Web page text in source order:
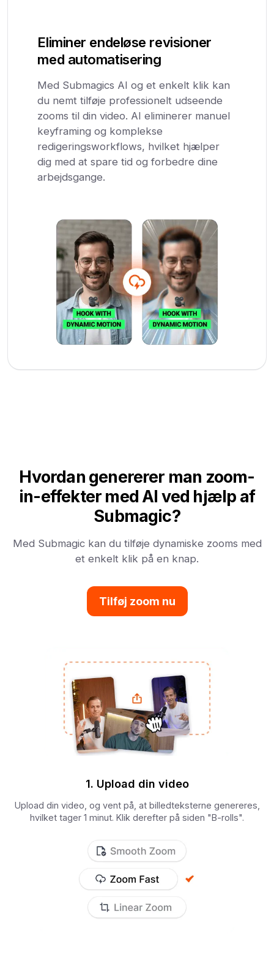
Eliminer endeløse revisioner
med automatisering
Med Submagics AI og et enkelt klik kan
du nemt tilføje professionelt udseende
zooms til din video. AI eliminerer manuel
keyframing og komplekse
redigeringsworkflows, hvilket hjælper
dig med at spare tid og forbedre dine
arbejdsgange.
Hvordan genererer man zoom-
in-effekter med AI ved hjælp af
Submagic?
Med Submagic kan du tilføje dynamiske zooms med
et enkelt klik på en knap.
Tilføj zoom nu
1. Upload din video
Upload din video, og vent på, at billedteksterne genereres,
hvilket tager 1 minut. Klik derefter på siden "B-rolls".